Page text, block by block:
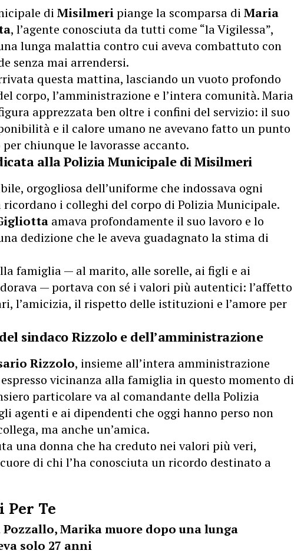
di Misilmeripiange la scomparsa di Maria
, l’agente conosciuta da tutti come “la Vigilessa”,
lunga malattia contro cui aveva combattuto con
senza mai arrendersi.
questa mattina, lasciando un vuoto profondo
corpo, l’amministrazione e l’intera comunità. Maria
apprezzata ben oltre i confini del servizio: il suo
e il calore umano ne avevano fatto un punto
chiunque le lavorasse accanto.
alla Polizia Municipale di Misilmeri
orgogliosa dell’uniforme che indossava ogni
ricordano i colleghi del corpo di Polizia Municipale.
amava profondamente il suo lavoro e lo
dedizione che le aveva guadagnato la stima di
famiglia — al marito, alle sorelle, ai figli e ai
— portava con sé i valori più autentici: l’affetto
l’amicizia, il rispetto delle istituzioni e l’amore per
sindaco Rizzolo e dell’amministrazione
Rizzolo, insieme all’intera amministrazione
vicinanza alla famiglia in questo momento di
particolare va al comandante della Polizia
agenti e ai dipendenti che oggi hanno perso non
ma anche un’amica.
una donna che ha creduto nei valori più veri,
di chi l’ha conosciuta un ricordo destinato a
Per Te
Pozzallo, Marika muore dopo una lunga
solo 27 anni